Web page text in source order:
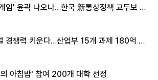
임' 윤곽 나오나…한국 新통상정책 교두보 활
경쟁력 키운다…산업부 15개 과제 180억 지
아침밥' 참여 200개 대학 선정